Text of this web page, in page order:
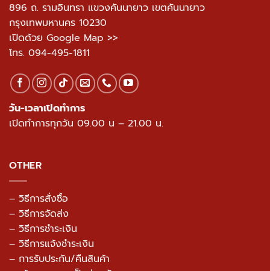
896 ถ. รามอินทรา แขวงคันนายาว เขตคันนายาว
กรุงเทพมหานคร 10230
เปิดด้วย Google Map >>
โทร. 094-495-1811
วัน-เวลาเปิดทำการ
เปิดทำการทุกวัน 09.00 น – 21.00 น.
OTHER
– วิธีการสั่งซื้อ
– วิธีการจัดส่ง
– วิธีการชำระเงิน
– วิธีการแจ้งชำระเงิน
– การรับประกัน/คืนสินค้า